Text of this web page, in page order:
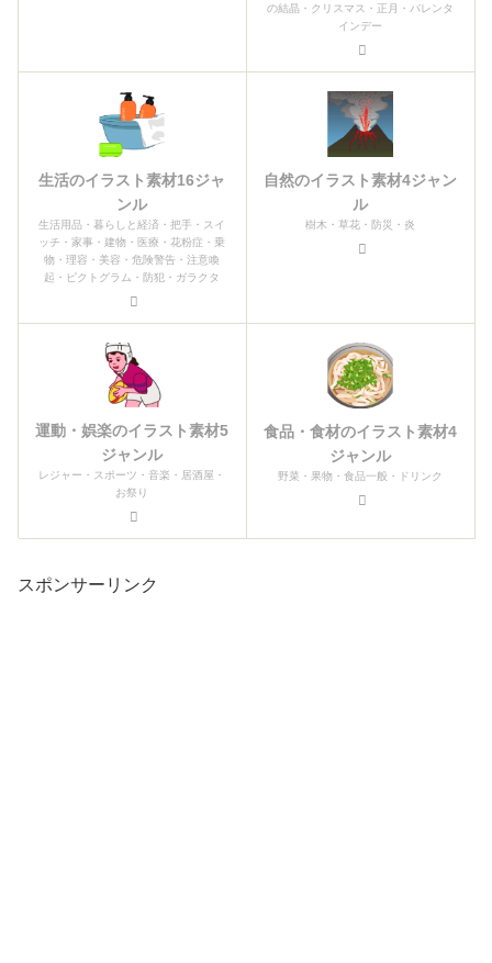
の結晶・クリスマス・正月・バレンタ
インデー
生活のイラスト素材16ジャ
ンル
生活用品・暮らしと経済・把手・スイ
ッチ・家事・建物・医療・花粉症・乗
物・理容・美容・危険警告・注意喚
起・ピクトグラム・防犯・ガラクタ
自然のイラスト素材4ジャン
ル
樹木・草花・防災・炎
運動・娯楽のイラスト素材5
ジャンル
レジャー・スポーツ・音楽・居酒屋・
お祭り
食品・食材のイラスト素材4
ジャンル
野菜・果物・食品一般・ドリンク
スポンサーリンク